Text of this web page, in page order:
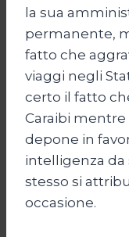
la sua
permanente,
fatto che
viaggi negli
certo il fatto
Caraibi
depone in
intelligenza
stesso si
occasione.